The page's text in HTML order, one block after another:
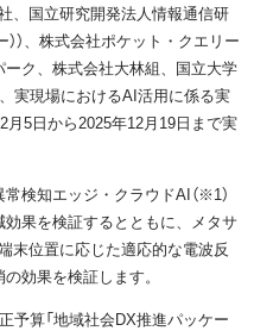
、国立研究開発法人情報通信研
））、株式会社ポケット・クエリー
ク、株式会社大林組、国立大学
実現場におけるAI活用に係る実
月5日から2025年12月19日まで実
検知エッジ・クラウドAI（※1）
果を検証するとともに、メタサ
末位置に応じた適応的な電波反
効果を検証します。
予算「地域社会DX推進パッケー